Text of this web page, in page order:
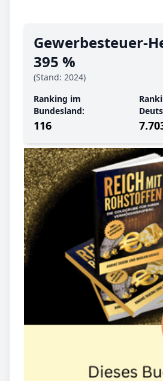
Gewerbe­steuer-
395 %
(Stand: 2024)
Ranking im
Bundesland:
116